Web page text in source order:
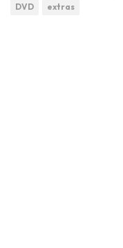
DVD
extras